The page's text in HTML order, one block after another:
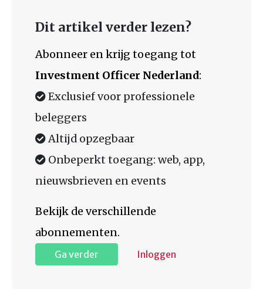
Dit artikel verder lezen?
Abonneer en krijg toegang tot
Investment Officer Nederland:
Exclusief voor professionele
beleggers
Altijd opzegbaar
Onbeperkt toegang: web, app,
nieuwsbrieven en events
Bekijk de verschillende
abonnementen.
Ga verder Inloggen